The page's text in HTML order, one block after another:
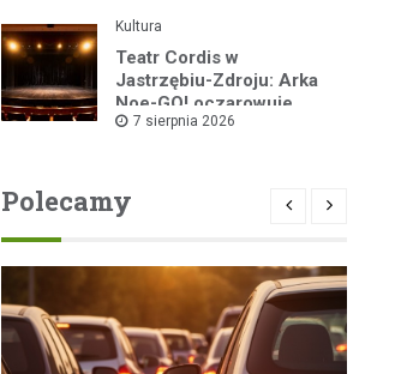
Kultura
Teatr Cordis w
Jastrzębiu-Zdroju: Arka
Noe-GO! oczarowuje
widownię!
7 sierpnia 2026
Polecamy